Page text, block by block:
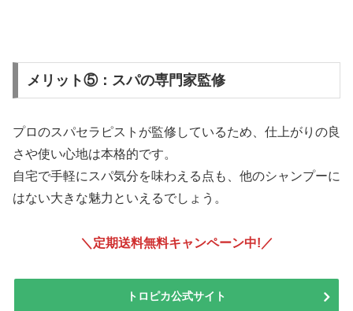
メリット⑤：スパの専門家監修
プロのスパセラピストが監修しているため、仕上がりの良
さや使い心地は本格的です。
自宅で手軽にスパ気分を味わえる点も、他のシャンプーに
はない大きな魅力といえるでしょう。
＼定期送料無料キャンペーン中! ／
トロピカ公式サイト